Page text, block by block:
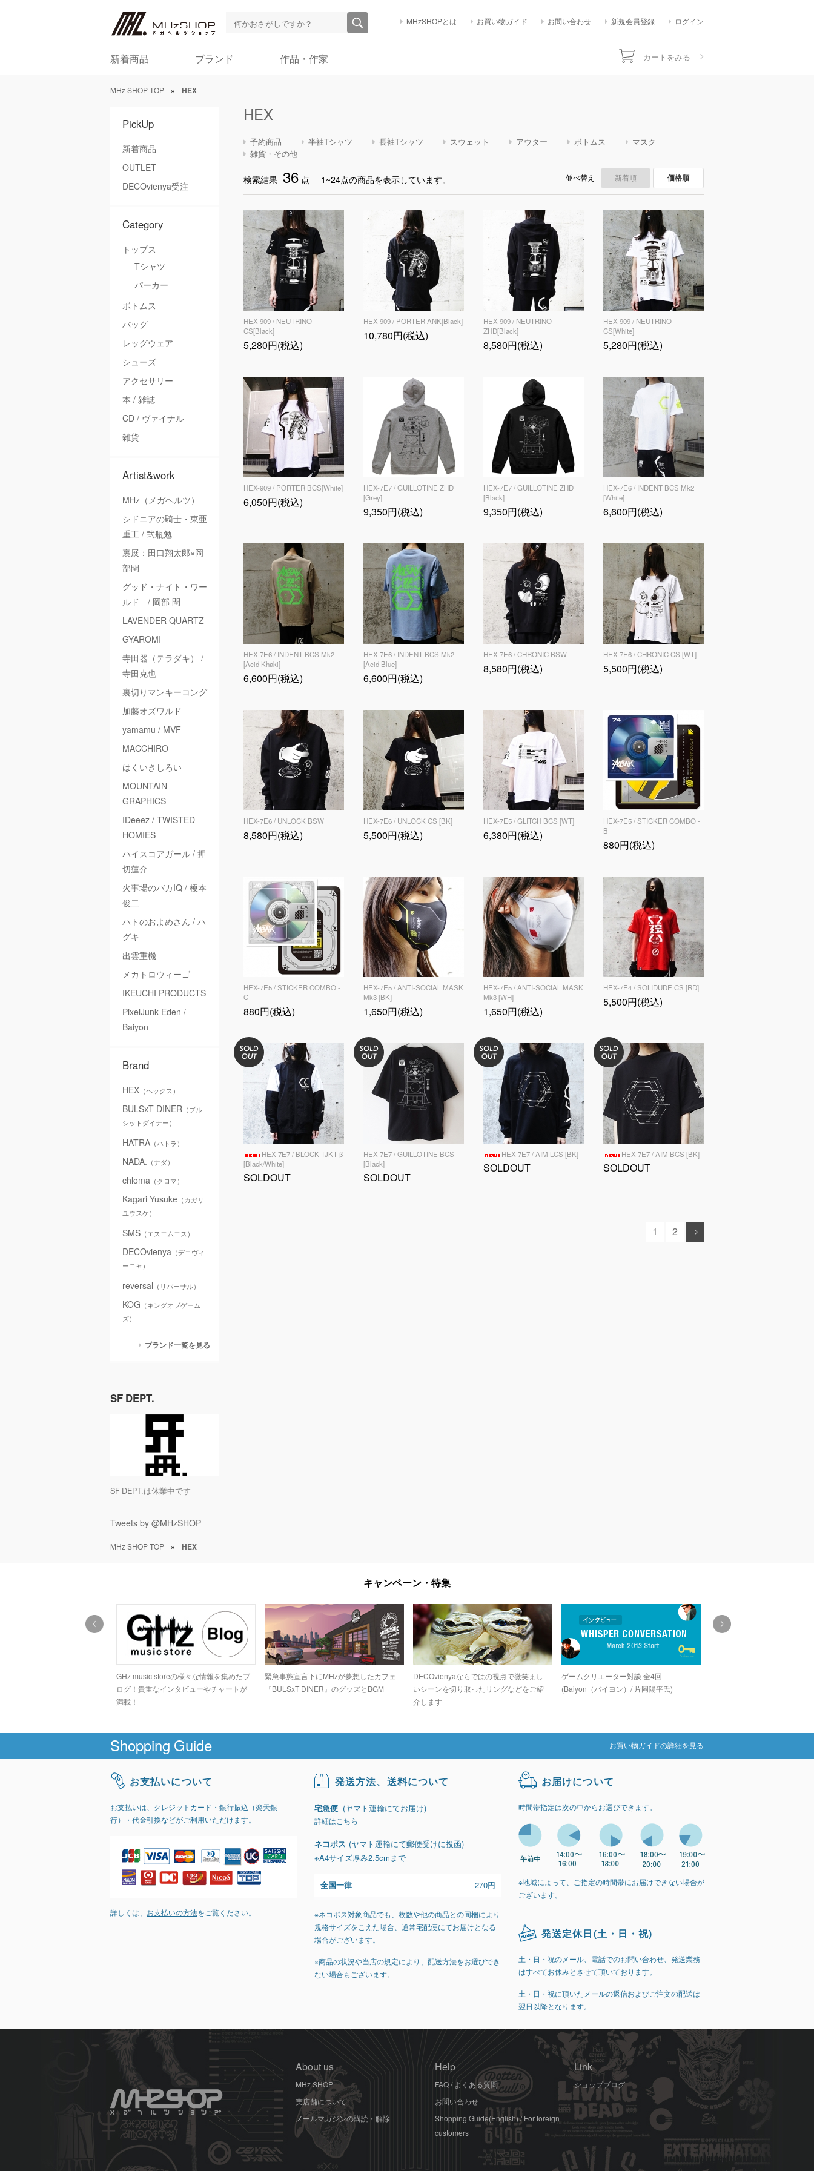
MHzSHOPとは お買い物ガイド お問い合わせ 新規会員登録 ログイン
新着商品 ブランド 作品・作家 カートをみる
MHz SHOP TOP » HEX
PickUp
新着商品
OUTLET
DECOvienya受注
Category
トップス
Tシャツ
パーカー
ボトムス
バッグ
レッグウェア
シューズ
アクセサリー
本 / 雑誌
CD / ヴァイナル
雑貨
Artist&work
MHz（メガヘルツ）
シドニアの騎士・東亜
重工 / 弐瓶勉
裏展：田口翔太郎×岡
部閏
グッド・ナイト・ワー
ルド / 岡部 閏
LAVENDER QUARTZ
GYAROMI
寺田器（テラダキ） /
寺田克也
裏切りマンキーコング
加藤オズワルド
yamamu / MVF
MACCHIRO
はくいきしろい
MOUNTAIN
GRAPHICS
IDeeez / TWISTED
HOMIES
ハイスコアガール / 押
切蓮介
火事場のバカIQ / 榎本
俊二
ハトのおよめさん / ハ
グキ
出雲重機
メカトロウィーゴ
IKEUCHI PRODUCTS
PixelJunk Eden /
Baiyon
Brand
HEX （ヘックス）
BULSxT DINER （ブル
シットダイナー）
HATRA （ハトラ）
NADA. （ナダ）
chloma （クロマ）
Kagari Yusuke （カガリ
ユウスケ）
SMS （エスエムエス）
DECOvienya （デコヴィ
ーニャ）
reversal （リバーサル）
KOG （キングオブゲーム
ズ）
ブランド一覧を見る
SF DEPT.
SF DEPT.は休業中です
Tweets by @MHzSHOP
HEX
予約商品 半袖Tシャツ 長袖Tシャツ スウェット アウター ボトムス
マスク
雑貨・その他
検索結果 36 点 1~24点の商品を表示しています。 並べ替え 新着順 価格順
HEX-909 / NEUTRINO
CS[Black]
5,280円(税込)
HEX-909 / PORTER ANK[Black]
10,780円(税込)
HEX-909 / NEUTRINO
ZHD[Black]
8,580円(税込)
HEX-909 / NEUTRINO
CS[White]
5,280円(税込)
HEX-909 / PORTER BCS[White]
6,050円(税込)
HEX-7E7 / GUILLOTINE ZHD
[Grey]
9,350円(税込)
HEX-7E7 / GUILLOTINE ZHD
[Black]
9,350円(税込)
HEX-7E6 / INDENT BCS Mk2
[White]
6,600円(税込)
HEX-7E6 / INDENT BCS Mk2
[Acid Khaki]
6,600円(税込)
HEX-7E6 / INDENT BCS Mk2
[Acid Blue]
6,600円(税込)
HEX-7E6 / CHRONIC BSW
8,580円(税込)
HEX-7E6 / CHRONIC CS [WT]
5,500円(税込)
HEX-7E6 / UNLOCK BSW
8,580円(税込)
HEX-7E6 / UNLOCK CS [BK]
5,500円(税込)
HEX-7E5 / GLITCH BCS [WT]
6,380円(税込)
HEX-7E5 / STICKER COMBO -
B
880円(税込)
HEX-7E5 / STICKER COMBO -
C
880円(税込)
HEX-7E5 / ANTI-SOCIAL MASK
Mk3 [BK]
1,650円(税込)
HEX-7E5 / ANTI-SOCIAL MASK
Mk3 [WH]
1,650円(税込)
HEX-7E4 / SOLIDUDE CS [RD]
5,500円(税込)
HEX-7E7 / BLOCK TJKT-β
[Black/White]
SOLDOUT
HEX-7E7 / GUILLOTINE BCS
[Black]
SOLDOUT
HEX-7E7 / AIM LCS [BK]
SOLDOUT
HEX-7E7 / AIM BCS [BK]
SOLDOUT
1 2
MHz SHOP TOP » HEX
キャンペーン・特集
GHz music storeの様々な情報を集めたブ
ログ！貴重なインタビューやチャートが
満載！
緊急事態宣言下にMHzが夢想したカフェ
『BULSxT DINER』のグッズとBGM
DECOvienyaならではの視点で微笑まし
いシーンを切り取ったリングなどをご紹
介します
ゲームクリエーター対談 全4回
(Baiyon（バイヨン）/ 片岡陽平氏)
Shopping Guide お買い物ガイドの詳細を見る
お支払いについて
お支払いは、クレジットカード・銀行振込（楽天銀
行）・代金引換などがご利用いただけます。
詳しくは、 お支払いの方法をご覧ください。
発送方法、送料について
宅急便 (ヤマト運輸にてお届け)
詳細は こちら
ネコポス (ヤマト運輸にて郵便受けに投函)
※A4サイズ厚み2.5cmまで
全国一律 270円
※ネコポス対象商品でも、枚数や他の商品との同梱により
規格サイズをこえた場合、通常宅配便にてお届けとなる
場合がございます。
※商品の状況や当店の規定により、配送方法をお選びでき
ない場合もございます。
お届けについて
時間帯指定は次の中からお選びできます。
※地域によって、ご指定の時間帯にお届けできない場合が
ございます。
発送定休日(土・日・祝)
土・日・祝のメール、電話でのお問い合わせ、発送業務
はすべてお休みとさせて頂いております。
土・日・祝に頂いたメールの返信およびご注文の配送は
翌日以降となります。
About us
MHz SHOP
実店舗について
メールマガジンの購読・解除
Help
FAQ / よくある質問
お問い合わせ
Shopping Guide(English) / For foreign
customers
Link
ショップブログ